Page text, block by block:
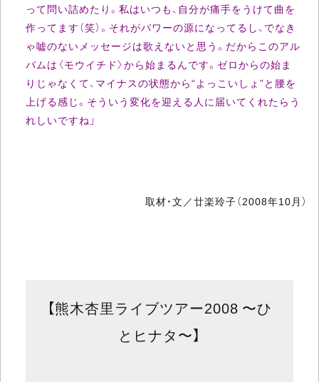
って問い詰めたり。私はいつも、自分が痛手をうけて曲を
作ってます（笑）。それがパワーの源になってるし、でなき
ゃ嘘のないメッセージは歌えないと思う。だからこのアル
バムは〈モウイチド〉から始まるんです。ゼロからの始ま
りじゃなくて、マイナスの状態から“よっこいしょ”と腰を
上げる感じ。そういう変化を迎える人に届いてくれたらう
れしいですね」
取材・文／廿楽玲子（2008年10月）
【熊木杏里ライブツアー2008 〜ひ
とヒナタ〜】